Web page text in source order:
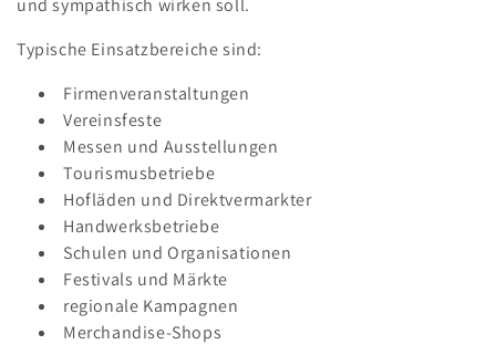
und sympathisch wirken soll.
Typische Einsatzbereiche sind:
Firmenveranstaltungen
Vereinsfeste
Messen und Ausstellungen
Tourismusbetriebe
Hofläden und Direktvermarkter
Handwerksbetriebe
Schulen und Organisationen
Festivals und Märkte
regionale Kampagnen
Merchandise-Shops